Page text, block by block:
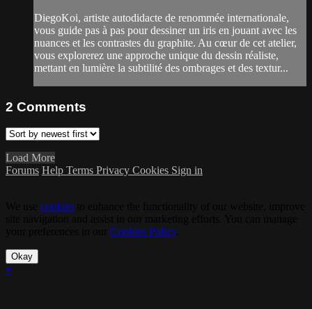
DiegoKoi, artiste autodidacte de renommée internationale,
vous guide pas à pas pour dessiner un iris en jouant avec les
nuances et les contrastes du graphite. Au cœur de cet atelier,
vous explorerez une approche unique du dessin réaliste,
mettant en lumière la subtilité des ombrages et des textur...
2 Comments
Load More
Forums Help Terms Privacy Cookies Sign in
cookies
Cookies Policy.
Okay
×